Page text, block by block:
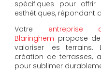
spécifiques pour
esthétiques, répondant
Votre entreprise
Blaringhem propose
valoriser les terrains.
création de terrasses,
pour sublimer